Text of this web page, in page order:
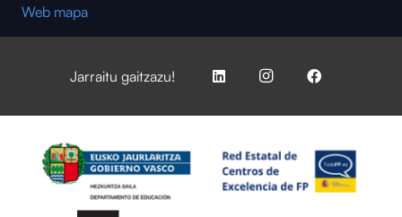
Web mapa
Jarraitu gaitzazu!